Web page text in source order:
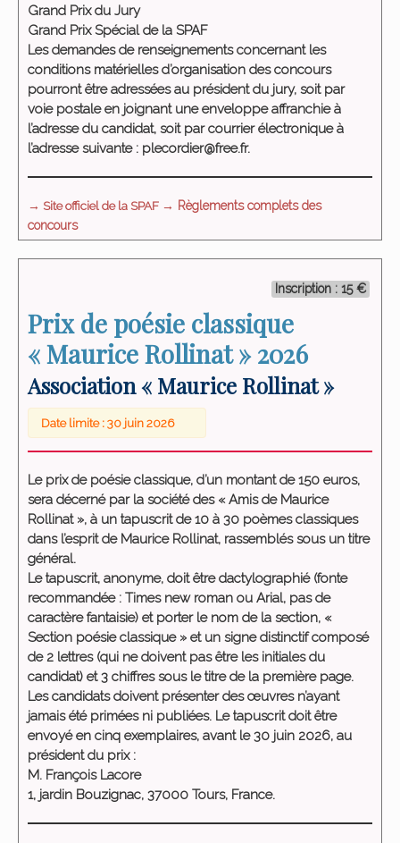
Grand Prix du Jury
Grand Prix Spécial de la SPAF
Les demandes de renseignements concernant les
conditions matérielles d’organisation des concours
pourront être adressées au président du jury, soit par
voie postale en joignant une enveloppe affranchie à
l’adresse du candidat, soit par courrier électronique à
l’adresse suivante : plecordier@free.fr.
→ Site officiel de la SPAF → Règlements complets des
concours
Inscription : 15 €
Prix de poésie classique
« Maurice Rollinat » 2026
Association « Maurice Rollinat »
Date limite : 30 juin 2026
Le prix de poésie classique, d’un montant de 150 euros,
sera décerné par la société des « Amis de Maurice
Rollinat », à un tapuscrit de 10 à 30 poèmes classiques
dans l’esprit de Maurice Rollinat, rassemblés sous un titre
général.
Le tapuscrit, anonyme, doit être dactylographié (fonte
recommandée : Times new roman ou Arial, pas de
caractère fantaisie) et porter le nom de la section, «
Section poésie classique » et un signe distinctif composé
de 2 lettres (qui ne doivent pas être les initiales du
candidat) et 3 chiffres sous le titre de la première page.
Les candidats doivent présenter des œuvres n’ayant
jamais été primées ni publiées. Le tapuscrit doit être
envoyé en cinq exemplaires, avant le 30 juin 2026, au
président du prix :
M. François Lacore
1, jardin Bouzignac, 37000 Tours, France.